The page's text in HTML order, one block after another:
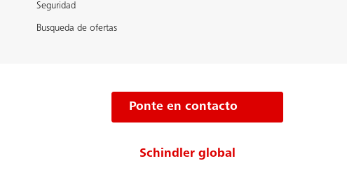
Seguridad
Busqueda de ofertas
Ponte en contacto
Schindler global